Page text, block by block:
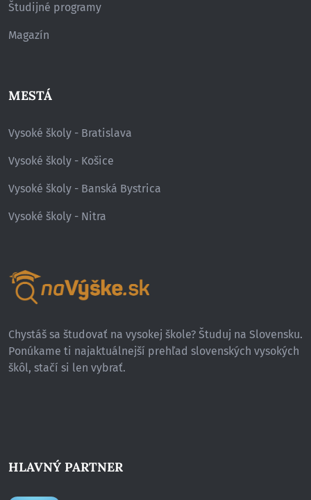
Študijné programy
Magazín
MESTÁ
Vysoké školy - Bratislava
Vysoké školy - Košice
Vysoké školy - Banská Bystrica
Vysoké školy - Nitra
Chystáš sa študovať na vysokej škole? Študuj na Slovensku.
Ponúkame ti najaktuálnejší prehľad slovenských vysokých
škôl, stačí si len vybrať.
HLAVNÝ PARTNER